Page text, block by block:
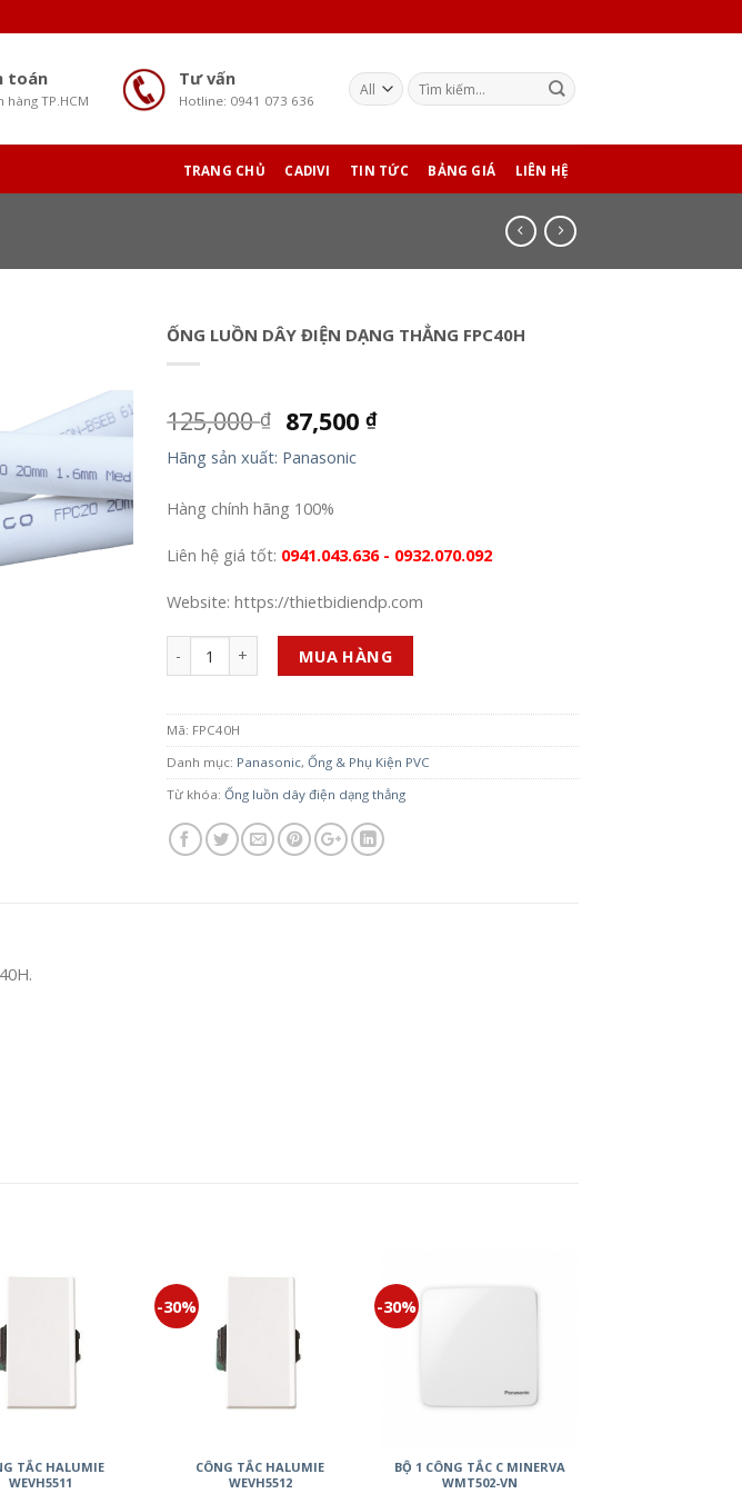
toán
hàng TP.HCM
Tư vấn
Hotline: 0941 073 636
TRANG CHỦ CADIVI TIN TỨC BẢNG GIÁ LIÊN HỆ
ỐNG LUỒN DÂY ĐIỆN DẠNG THẲNG FPC40H
125,000₫ 87,500 ₫
Hãng sản xuất: Panasonic
Hàng chính hãng 100%
Liên hệ giá tốt: 0941.043.636 - 0932.070.092
Website: https://thietbidiendp.com
MUA HÀNG
Mã: FPC40H
Danh mục: Panasonic,Ống & Phụ Kiện PVC
Từ khóa:Ống luồn dây điện dạng thẳng
TẮC HALUMIE
WEVH5511
-30%
CÔNG TẮC HALUMIE
WEVH5512
-30%
BỘ 1 CÔNG TẮC C MINERVA
WMT502-VN